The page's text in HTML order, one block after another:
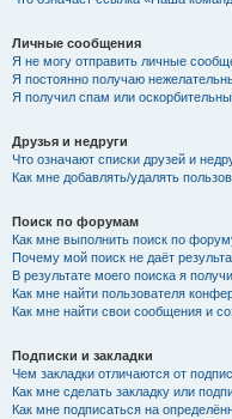
Личные сообщения
Я не могу отправить личные
Я постоянно получаю
Я получил спам или
Друзья и недруги
Что означают списки друзей и
Как мне добавлять/удалять
Поиск по форумам
Как мне выполнить поиск по
Почему мой поиск не даёт
В результате моего поиска я
Как мне найти пользователя
Как мне найти свои сообщения и
Подписки и закладки
Чем закладки отличаются от
Как мне сделать закладку или
Как мне подписаться на